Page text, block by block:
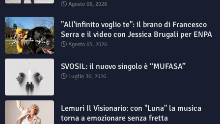
Agosto 06, 2026
"All'infinito voglio te": il brano di Francesco
Serra e il video con Jessica Brugali per ENPA
Agosto 05, 2026
SVOSIL: il nuovo singolo è “MUFASA”
Luglio 30, 2026
Lemuri Il Visionario: con "Luna" la musica
torna a emozionare senza fretta